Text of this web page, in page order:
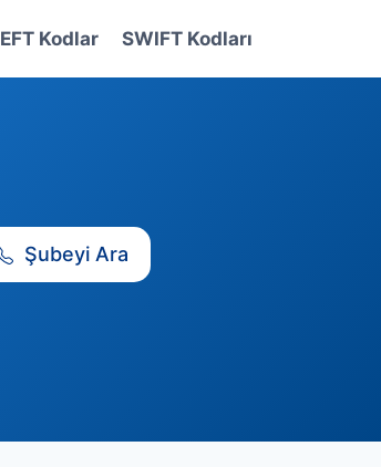
EFT Kodlar SWIFT Kodları
Şubeyi Ara